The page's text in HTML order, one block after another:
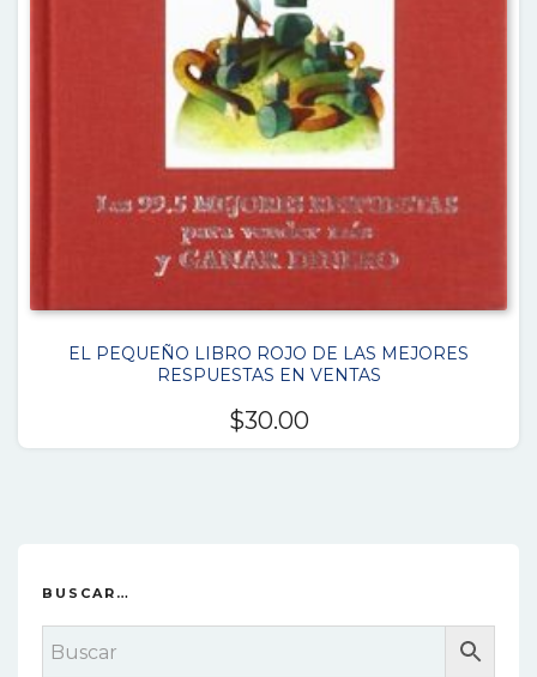
EL PEQUEÑO LIBRO ROJO DE LAS MEJORES
RESPUESTAS EN VENTAS
$30.00
BUSCAR…